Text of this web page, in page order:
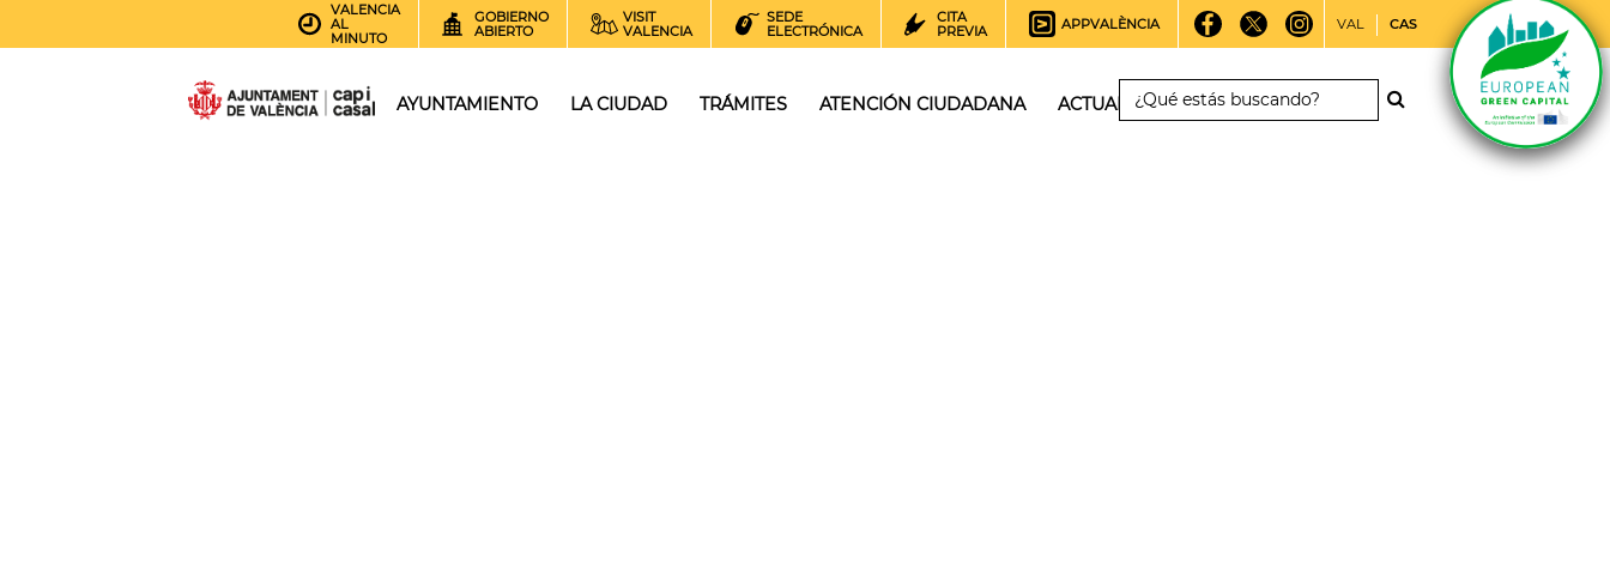
VALENCIA
AL
MINUTO
GOBIERNO
ABIERTO
VISIT
VALENCIA
SEDE
ELECTRÓNICA
CITA
PREVIA
APPVALÈNCIA VAL CAS
AYUNTAMIENTO LA CIUDAD TRÁMITES ATENCIÓN CIUDADANA ACTUALIDAD